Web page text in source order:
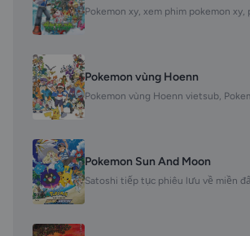
Pokemon xy, xem phim pokemon xy,
Pokemon vùng Hoenn
Pokemon vùng Hoenn vietsub,
Pokemon Sun And Moon
Satoshi tiếp tục phiêu lưu về miền